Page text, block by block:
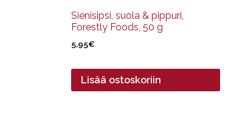
Sienisipsi, suola & pippuri,
Forestly Foods, 50 g
5,95€
Lisää ostoskoriin